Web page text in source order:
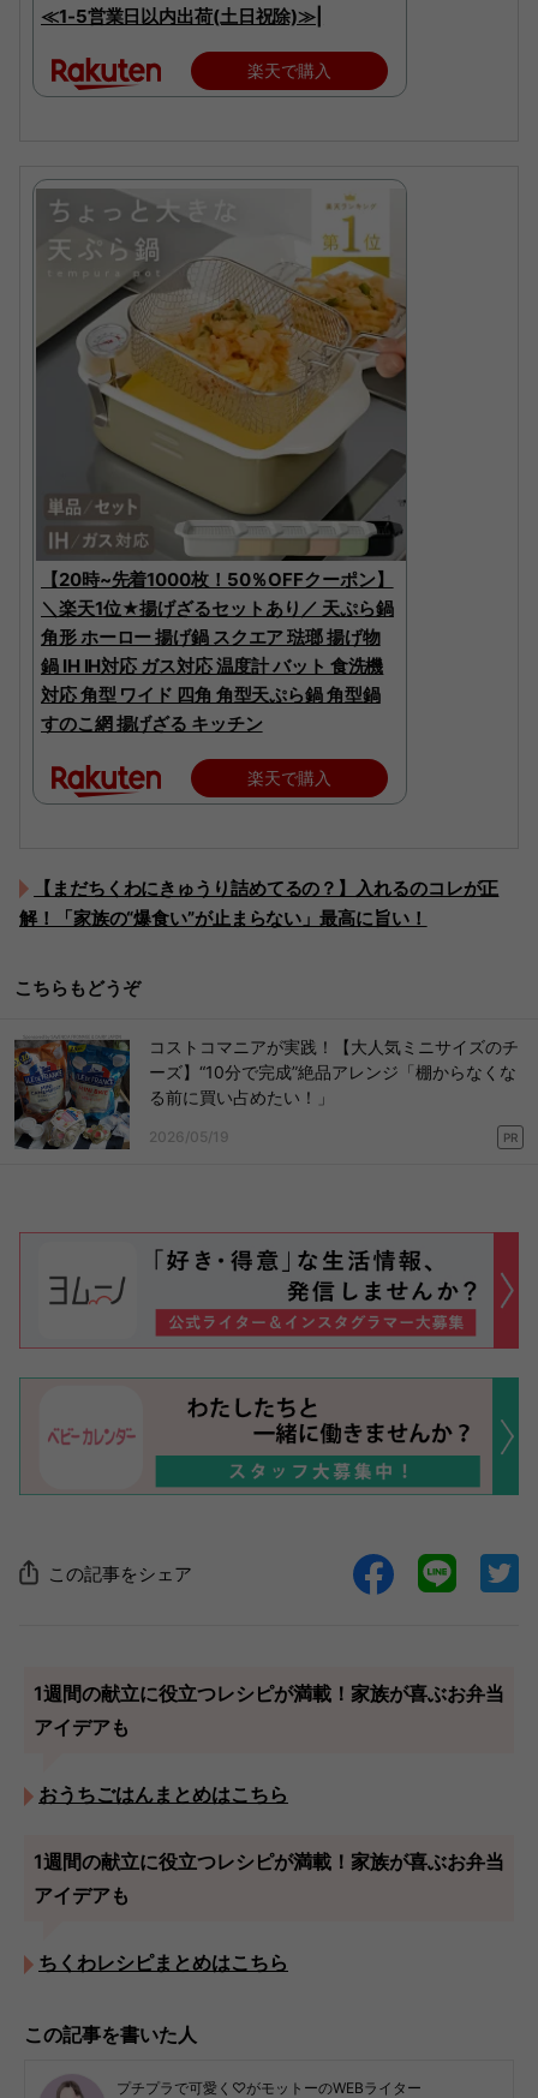
≪1-5営業日以内出荷(土日祝除)≫|
楽天で購入
【20時~先着1000枚！50％OFFクーポン】
＼楽天1位★揚げざるセットあり／ 天ぷら鍋
角形 ホーロー 揚げ鍋 スクエア 琺瑯 揚げ物
鍋 IH IH対応 ガス対応 温度計 バット 食洗機
対応 角型 ワイド 四角 角型天ぷら鍋 角型鍋
すのこ網 揚げざる キッチン
楽天で購入
【まだちくわにきゅうり詰めてるの？】入れるのコレが正
解！「家族の“爆食い”が止まらない」最高に旨い！
こちらもどうぞ
コストコマニアが実践！【大人気ミニサイズのチ
ーズ】“10分で完成”絶品アレンジ「棚からなくな
る前に買い占めたい！」
2026/05/19 PR
この記事をシェア
1週間の献立に役立つレシピが満載！家族が喜ぶお弁当
アイデアも
おうちごはんまとめはこちら
1週間の献立に役立つレシピが満載！家族が喜ぶお弁当
アイデアも
ちくわレシピまとめはこちら
この記事を書いた人
プチプラで可愛く♡がモットーのWEBライター